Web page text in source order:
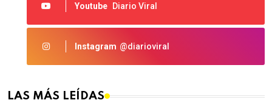
Youtube Diario Viral
Instagram @diarioviral
LAS MÁS LEÍDAS